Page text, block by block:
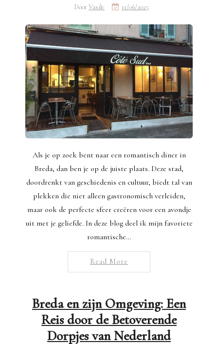
DoorVasile 11/06/2025
Als je op zoek bent naar een romantisch diner in
Breda, dan ben je op de juiste plaats. Deze stad,
doordrenkt van geschiedenis en cultuur, biedt tal van
plekken die niet alleen gastronomisch verleiden,
maar ook de perfecte sfeer creëren voor een avondje
uit met je geliefde. In deze blog deel ik mijn favoriete
romantische…
Read More
Breda en zijn Omgeving: Een
Reis door de Betoverende
Dorpjes van Nederland